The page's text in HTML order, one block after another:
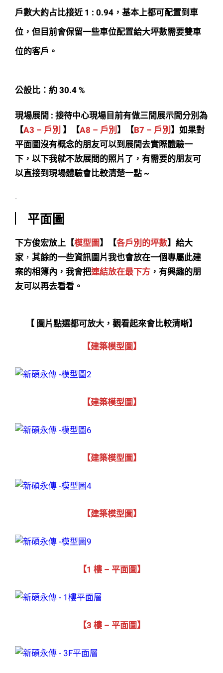
戶數大約占比接近 1 : 0.94，基本上都可配置到車
位，但目前會保留一些車位配置給大坪數需要雙車
位的客戶。
公設比：約 30.4 %
現場展間 : 接待中心現場目前有做三間展示間分別為
【A3 – 戶別】【A8 – 戶別】【B7 – 戶別】如果對
平面圖沒有概念的朋友可以到展間去實際體驗一
下，以下我就不放展間的照片了，有需要的朋友可
以直接到現場體驗會比較清楚一點 ~
.
︳平面圖
下方俊宏放上【模型圖】【各戶別的坪數】給大
家 ， 其餘的一些資訊圖片我也會放在一個專屬此建
案的相簿內，我會把連結放在最下方 ，有興趣的朋
友可以再去看看。
【 圖片點選都可放大，觀看起來會比較清晰】
【建築模型圖】
【建築模型圖】
【建築模型圖】
【建築模型圖】
【1 樓 – 平面圖】
【3 樓 – 平面圖】